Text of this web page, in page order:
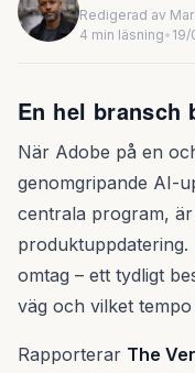
Redigerad av
4 min läsning•
En hel bransch
När Adobe på en
genomgripande AI-
centrala program,
omtag – ett tydligt
väg och vilket
Rapporterar The